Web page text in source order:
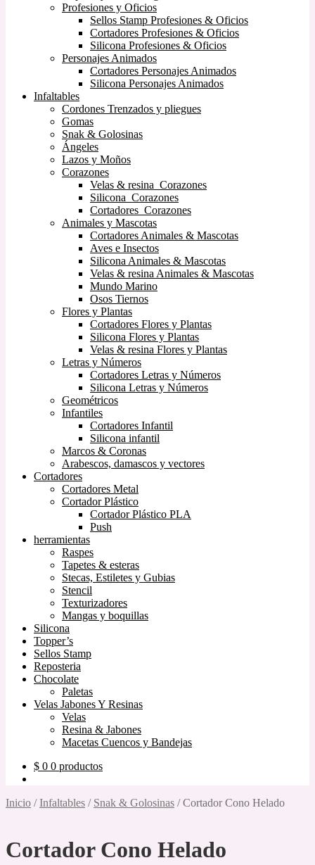
Profesiones y Oficios
Sellos Stamp Profesiones & Oficios
Cortadores Profesiones & Oficios
Silicona Profesiones & Oficios
Personajes Animados
Cortadores Personajes Animados
Silicona Personajes Animados
Infaltables
Cordones Trenzados y pliegues
Gomas
Snak & Golosinas
Ángeles
Lazos y Moños
Corazones
Velas & resina Corazones
Silicona Corazones
Cortadores Corazones
Animales y Mascotas
Cortadores Animales & Mascotas
Aves e Insectos
Silicona Animales & Mascotas
Velas & resina Animales & Mascotas
Mundo Marino
Osos Tiernos
Flores y Plantas
Cortadores Flores y Plantas
Silicona Flores y Plantas
Velas & resina Flores y Plantas
Letras y Números
Cortadores Letras y Números
Silicona Letras y Números
Geométricos
Infantiles
Cortadores Infantil
Silicona infantil
Marcos & Coronas
Arabescos, damascos y vectores
Cortadores
Cortadores Metal
Cortador Plástico
Cortador Plástico PLA
Push
herramientas
Raspes
Tapetes & esteras
Stecas, Estiletes y Gubias
Stencil
Texturizadores
Mangas y boquillas
Silicona
Topper’s
Sellos Stamp
Reposteria
Chocolate
Paletas
Velas Jabones Y Resinas
Velas
Resina & Jabones
Macetas Cuencos y Bandejas
$ 0 0 productos
Inicio /Infaltables / Snak & Golosinas /Cortador Cono Helado
Cortador Cono Helado